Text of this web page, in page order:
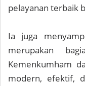
pelayanan terbaik
Ia juga
merupakan
Kemenkumham
modern, efektif,